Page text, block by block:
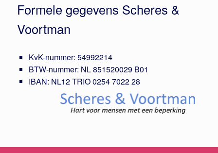
Formele gegevens Scheres &
Voortman
KvK-nummer: 54992214
BTW-nummer: NL 851520029 B01
IBAN: NL12 TRIO 0254 7022 28